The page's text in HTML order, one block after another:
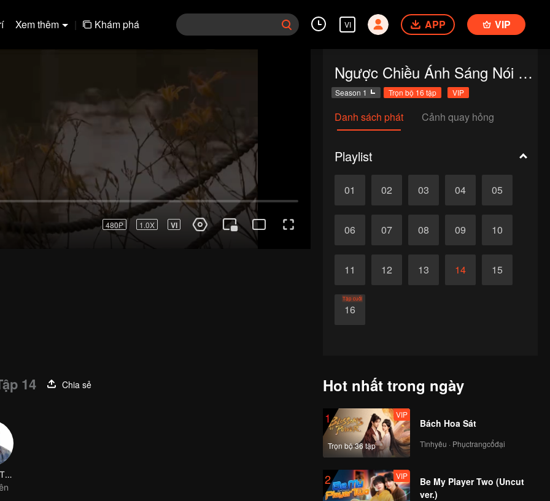
Xem thêm | Khám phá VI APP VIP
Ngược Chiều Ánh Sáng Nói Lời Yêu Em
Season 1 Trọn bộ 16 tập VIP
Danh sách phát Cảnh quay hỏng
Playlist
01 02 03 04 05
06 07 08 09 10
11 12 13 14 15
16
Tập cuối
14
Chia sẻ
Hot nhất trong ngày
1
Trọn bộ 36 tập
VIP
Bách Hoa Sát
Tìnhyêu · Phụctrangcổđại
2 VIP
Be My Player Two (Uncut
ver.)